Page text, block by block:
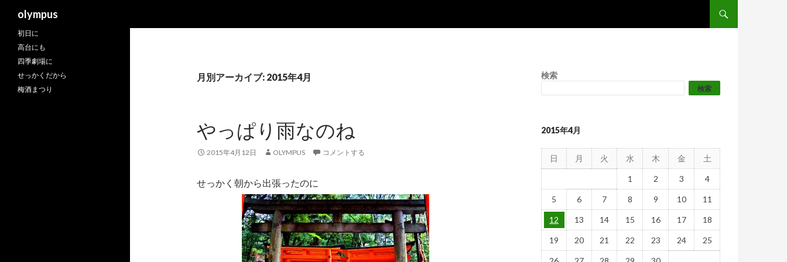
olympus
月別アーカイブ: 2015年4月
やっぱり雨なのね
2015年4月12日 OLYMPUS コメントする
せっかく朝から出張ったのに
検索
検索
2015年4月
日 月 火 水 木 金 土
1 2 3 4
5 6 7 8 9 10 11
12 13 14 15 16 17 18
19 20 21 22 23 24 25
初日に
高台にも
四季劇場に
せっかくだから
梅酒まつり